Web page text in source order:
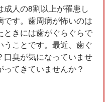
人の8割以上が罹患し
です。歯周病が怖いのは
ときには歯がぐらぐらで
ことです。最近、歯ぐ
口臭が気になっていませ
てきていませんか？